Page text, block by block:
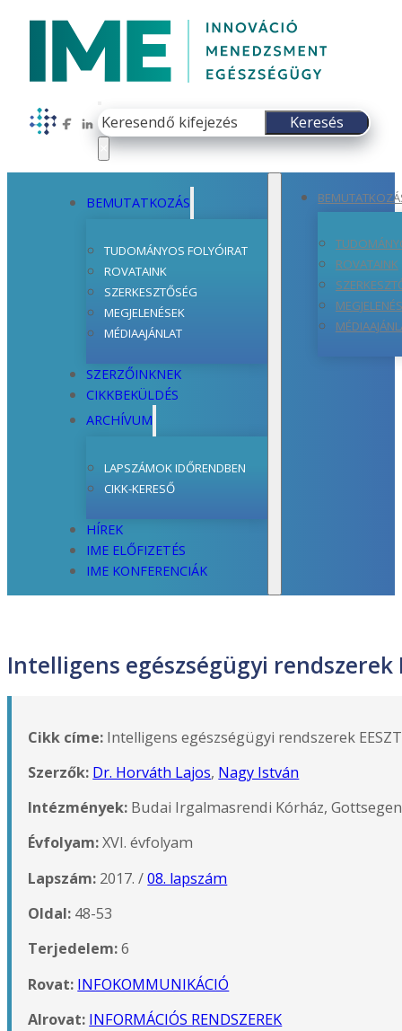
Follow us on Facebook
Follow us on LinkedIn
Keresés
Keresés
BEMUTATKOZÁS
TUDOMÁNYOS FOLYÓIRAT
ROVATAINK
SZERKESZTŐSÉG
MEGJELENÉSEK
MÉDIAAJÁNLAT
SZERZŐINKNEK
CIKKBEKÜLDÉS
ARCHÍVUM
LAPSZÁMOK IDŐRENDBEN
CIKK-KERESŐ
HÍREK
IME ELŐFIZETÉS
IME KONFERENCIÁK
ROVATAINK
Intelligens egészségügyi rendszerek
Cikk címe: Intelligens egészségügyi rendszerek
Szerzők: Dr. Horváth Lajos, Nagy István
Intézmények: Budai Irgalmasrendi Kórház,
Évfolyam:XVI. évfolyam
Lapszám: 2017. /08. lapszám
Oldal: 48-53
Terjedelem:6
Rovat: INFOKOMMUNIKÁCIÓ
Alrovat: INFORMÁCIÓS RENDSZEREK